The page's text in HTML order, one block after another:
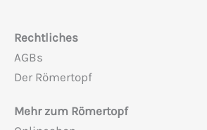
Rechtliches
AGBs
Der Römertopf
Mehr zum Römertopf